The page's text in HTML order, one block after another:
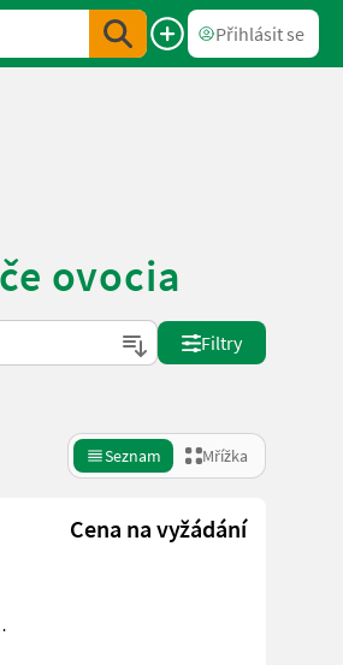
Přihlásit se
ovocia
Filtry
Seznam Mřížka
Cena na vyžádání